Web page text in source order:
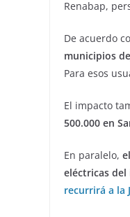
Renabap,
De acuerdo
municipios
Para esos
El impacto
500.000 en
En paralelo,
eléctricas
recurrirá a la